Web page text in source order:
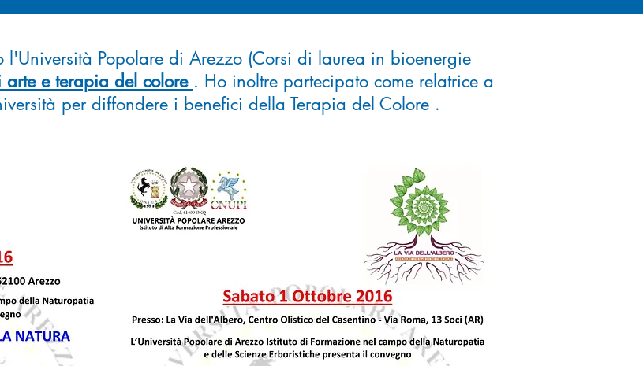
l'Università Popolare di Arezzo (Corsi di laurea in bioenergie
arte e terapia del colore . Ho inoltre partecipato come relatrice a
per diffondere i benefici della Terapia del Colore .